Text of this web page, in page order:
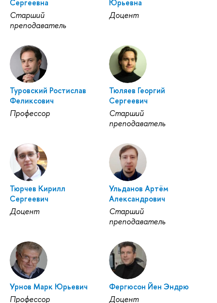
Сергеевна
Старший
преподаватель
Юрьевна
Доцент
Туровский Ростислав
Феликсович
Профессор
Тюляев Георгий
Сергеевич
Старший
преподаватель
Тюрчев Кирилл
Сергеевич
Доцент
Ульданов Артём
Александрович
Старший
преподаватель
Урнов Марк Юрьевич
Профессор
Фергюсон Йен Эндрю
Доцент